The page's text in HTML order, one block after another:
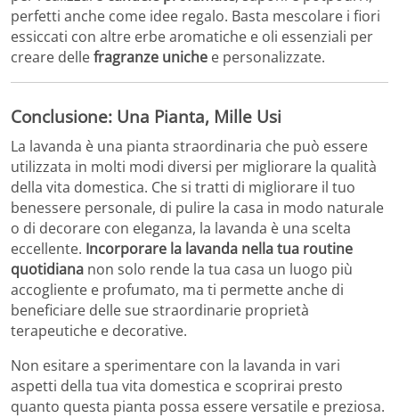
perfetti anche come idee regalo. Basta mescolare i fiori
essiccati con altre erbe aromatiche e oli essenziali per
creare dellefragranze uniche e personalizzate.
Conclusione: Una Pianta, Mille Usi
La lavanda è una pianta straordinaria che può essere
utilizzata in molti modi diversi per migliorare la qualità
della vita domestica. Che si tratti di migliorare il tuo
benessere personale, di pulire la casa in modo naturale
o di decorare con eleganza, la lavanda è una scelta
eccellente. Incorporare la lavanda nella tua routine
quotidiana non solo rende la tua casa un luogo più
accogliente e profumato, ma ti permette anche di
beneficiare delle sue straordinarie proprietà
terapeutiche e decorative.
Non esitare a sperimentare con la lavanda in vari
aspetti della tua vita domestica e scoprirai presto
quanto questa pianta possa essere versatile e preziosa.